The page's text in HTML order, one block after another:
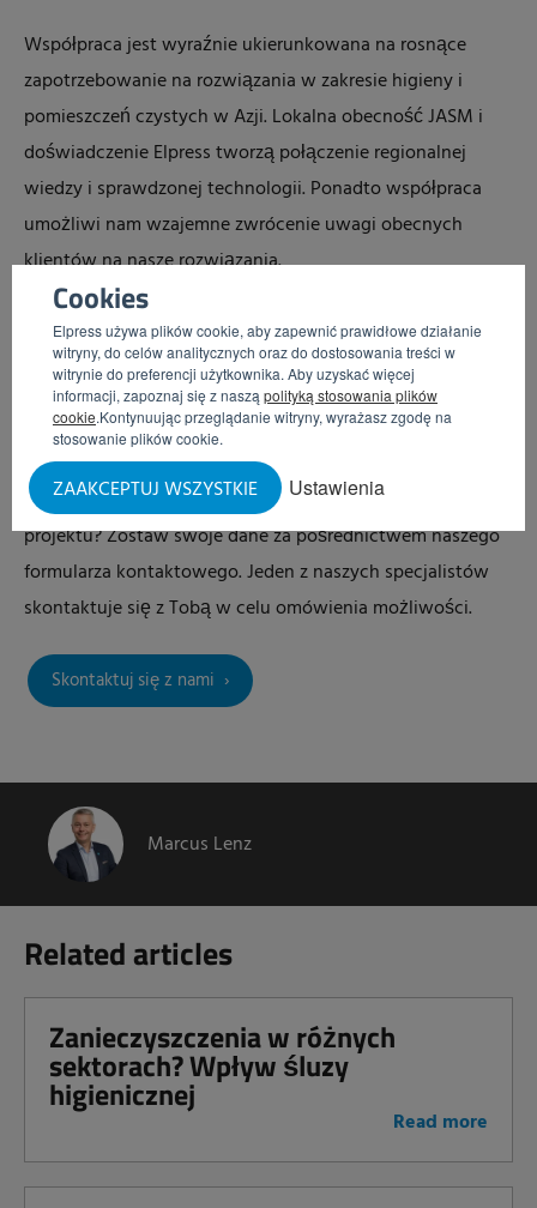
Cookies
Elpress używa plików cookie, aby zapewnić prawidłowe działanie
witryny, do celów analitycznych oraz do dostosowania treści w
witrynie do preferencji użytkownika. Aby uzyskać więcej
informacji, zapoznaj się z naszą polityką stosowania plików
cookie.Kontynuując przeglądanie witryny, wyrażasz zgodę na
stosowanie plików cookie.
Ustawienia
ZAAKCEPTUJ WSZYSTKIE
Współpraca jest wyraźnie ukierunkowana na rosnące
zapotrzebowanie na rozwiązania w zakresie higieny i
pomieszczeń czystych w Azji. Lokalna obecność JASM i
doświadczenie Elpress tworzą połączenie regionalnej
wiedzy i sprawdzonej technologii. Ponadto współpraca
umożliwi nam wzajemne zwrócenie uwagi obecnych
klientów na nasze rozwiązania.
Chcesz dowiedzieć się więcej o
rozwiązaniach Air Shower i higienie
procesów?
Chcesz dowiedzieć się, co rozwiązania Air Shower
zrobić dla Twojego środowiska produkcyjnego lub
projektu? Zostaw swoje dane za pośrednictwem naszego
formularza kontaktowego. Jeden z naszych specjalistów
skontaktuje się z Tobą w celu omówienia możliwości.
Skontaktuj się z nami
Marcus Lenz
Related articles
Zanieczyszczenia w różnych
sektorach? Wpływ śluzy
higienicznej
Read more